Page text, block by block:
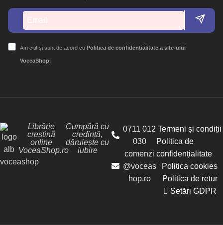
Am citit și sunt de acord cu Politica de confidențialitate a site-ului
VoceaShop.
Librărie
creștină
online
VoceaShop.ro
Cumpără cu
credință,
dăruiește cu
iubire
0711 012
030
comenzi
@voceas
hop.ro
Termeni și condiții
Politica de
confidențialitate
Politica cookies
Politica de retur
Setări GDPR